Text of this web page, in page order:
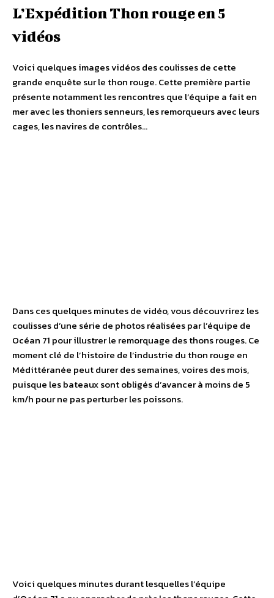
L’Expédition Thon rouge en 5
vidéos
Voici quelques images vidéos des coulisses de cette
grande enquête sur le thon rouge. Cette première partie
présente notamment les rencontres que l’équipe a fait en
mer avec les thoniers senneurs, les remorqueurs avec leurs
cages, les navires de contrôles…
Dans ces quelques minutes de vidéo, vous découvrirez les
coulisses d’une série de photos réalisées par l’équipe de
Océan 71 pour illustrer le remorquage des thons rouges. Ce
moment clé de l’histoire de l’industrie du thon rouge en
Médittéranée peut durer des semaines, voires des mois,
puisque les bateaux sont obligés d’avancer à moins de 5
km/h pour ne pas perturber les poissons.
Voici quelques minutes durant lesquelles l’équipe